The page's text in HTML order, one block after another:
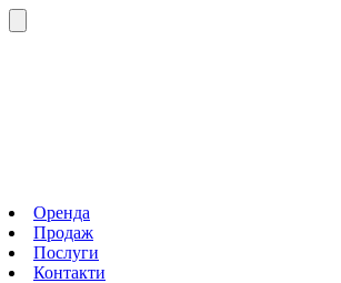
Оренда
Продаж
Послуги
Контакти